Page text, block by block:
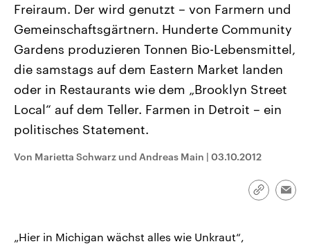
Landtagswahl Sachsen-Anhalt
2026
Alle Informationen
Sachsen-Anhalt wählt am 6.
September 2026 einen neuen
Landtag. Seit 2021 wird das
Bundesland von einer Koalition aus
CDU, SPD und FDP regiert.-
Umfragen, Prognosen,
Wahlprogramme, aktuelle Berichte
und Hintergründe zu den Parteien
USA
Aktuelle Beiträge,
Hintergründe
Wirtschaftlich und
gehören die Vereinigten
den mächtigsten Ländern
mit großem Einfluss auf
Sendungen Programm Podcasts
Freiraum. Der wird genutzt – von Farmern und
Gemeinschaftsgärtnern. Hunderte Community
Gardens produzieren Tonnen Bio-Lebensmittel,
die samstags auf dem Eastern Market landen
oder in Restaurants wie dem „Brooklyn Street
Local“ auf dem Teller. Farmen in Detroit – ein
politisches Statement.
Von Marietta Schwarz und Andreas Main | 03.10.2012
Link
„Hier in Michigan wächst alles wie Unkraut“,